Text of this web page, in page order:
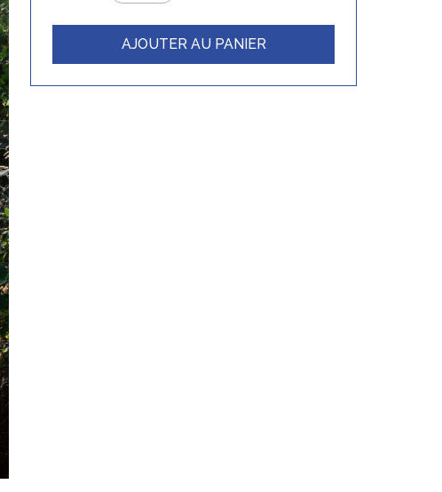
AJOUTER AU PANIER